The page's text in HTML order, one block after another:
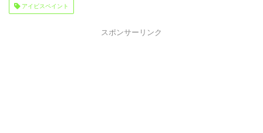
アイビスペイント
スポンサーリンク